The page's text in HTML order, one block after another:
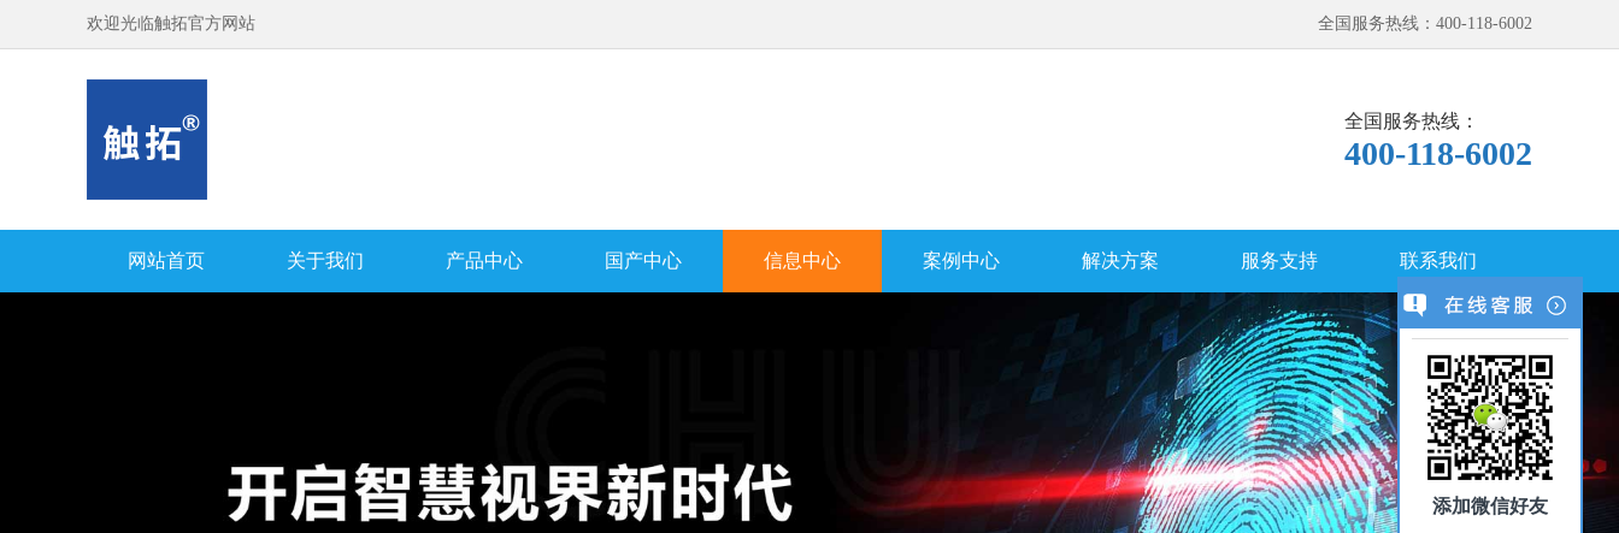
欢迎光临触拓官方网站 全国服务热线：400-118-6002
全国服务热线：
400-118-6002
网站首页 关于我们 产品中心 国产中心 信息中心 案例中心 解决方案 服务支持 联系我们
添加微信好友